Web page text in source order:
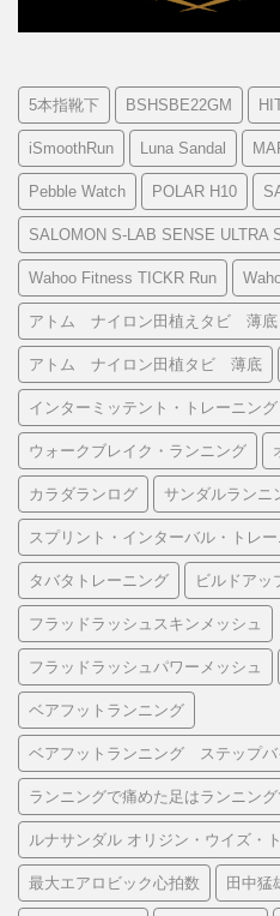
5本指靴下 BSHSBE22GM
iSmoothRun Luna Sandal
Pebble Watch POLAR H10
SALOMON S-LAB SENSE ULTRA
Wahoo Fitness TICKR Run
アトム ナイロン田植えタビ 薄底
アトム ナイロン田植タビ 薄底
インターミッテント・トレーニング
ウォークブレイク・ランニング
カラダランログ サンダルランニ
スプリント・インターバル・トレ
タバタトレーニング ビルドアッ
フラッドラッシュスキンメッシュ
フラッドラッシュパワーメッシュ
ベアフットランニング
ベアフットランニング ステップバ
ランニングで痛めた足はランニン
ルナサンダル オリジン・ウイズ・
最大エアロビック心拍数 田中猛